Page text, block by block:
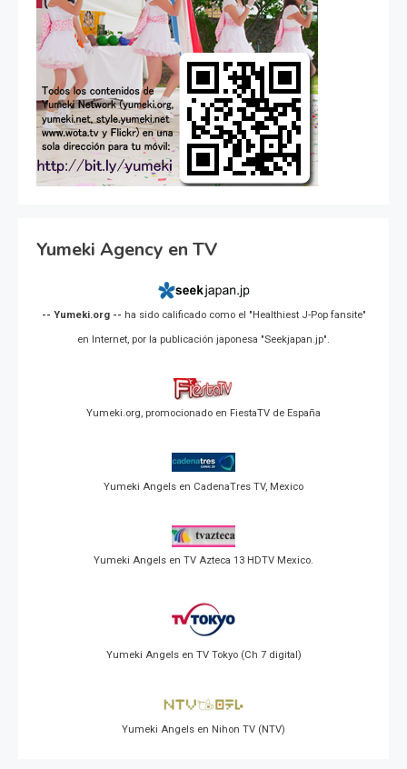
Yumeki Agency en TV
-- Yumeki.org -- ha sido calificado como el "Healthiest J-Pop fansite"
en Internet, por la publicación japonesa "Seekjapan.jp".
Yumeki.org, promocionado en FiestaTV de España
Yumeki Angels en CadenaTres TV, Mexico
Yumeki Angels en TV Azteca 13 HDTV Mexico.
Yumeki Angels en TV Tokyo (Ch 7 digital)
Yumeki Angels en Nihon TV (NTV)